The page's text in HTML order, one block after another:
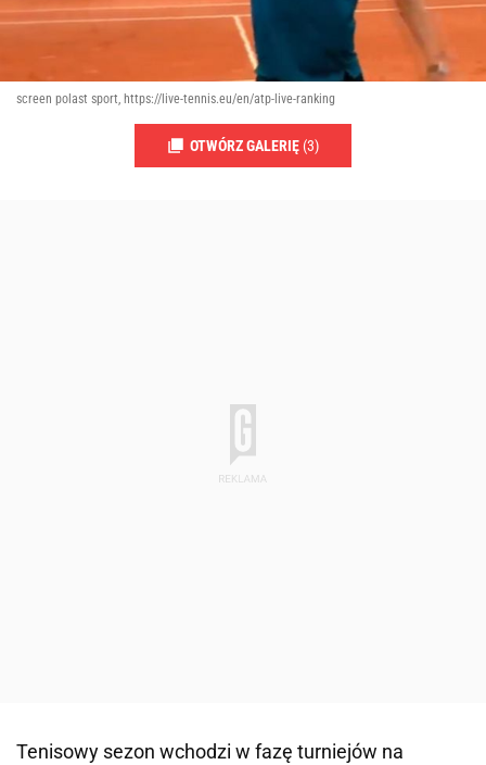
screen polast sport, https://live-tennis.eu/en/atp-live-ranking
OTWÓRZ GALERIĘ (3)
Tenisowy sezon wchodzi w fazę turniejów na